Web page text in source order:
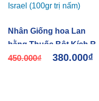
Nhân Giống hoa Lan
bằng Thuốc Bột Kích Rễ
T3 Israel (100gr trị nấm)
450.000₫ 380.000₫